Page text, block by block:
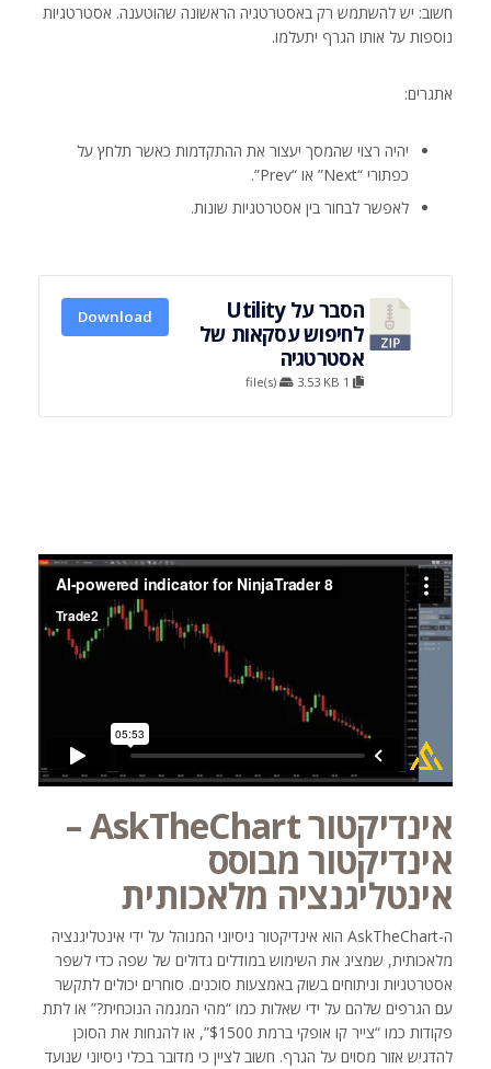
חשוב: יש להשתמש רק באסטרטגיה הראשונה שהוטענה. אסטרטגיות
נוספות על אותו הגרף יתעלמו.
אתגרים:
יהיה רצוי שהמסך יעצור את ההתקדמות כאשר תלחץ על
כפתורי “Next” או “Prev”.
לאפשר לבחור בין אסטרטגיות שונות.
הסבר על Utility
לחיפוש עסקאות של
אסטרטגיה
3.53 KB
Download
אינדיקטור AskTheChart –
אינדיקטור מבוסס
אינטליגנציה מלאכותית
ה-AskTheChart הוא אינדיקטור ניסיוני המנוהל על ידי אינטליגנציה
מלאכותית, שמציג את השימוש במודלים גדולים של שפה כדי לשפר
אסטרטגיות וניתוחים בשוק באמצעות סוכנים. סוחרים יכולים לתקשר
עם הגרפים שלהם על ידי שאלות כמו “מהי המגמה הנוכחית?” או לתת
פקודות כמו “צייר קו אופקי ברמת $1500”, או להנחות את הסוכן
להדגיש אזור מסוים על הגרף. חשוב לציין כי מדובר בכלי ניסיוני שנועד